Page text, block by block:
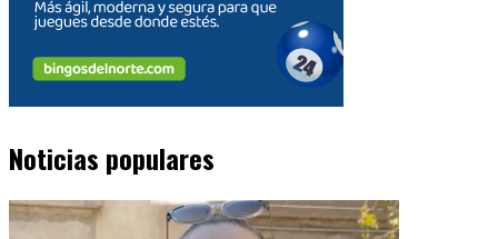
Noticias populares